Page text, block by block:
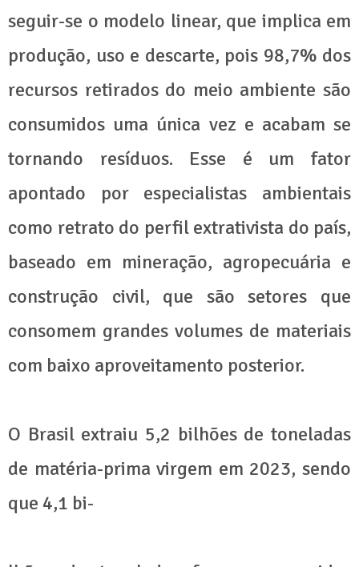
seguir-se o modelo linear, que implica em
produção, uso e descarte, pois 98,7% dos
recursos retirados do meio ambiente são
consumidos uma única vez e acabam se
tornando resíduos. Esse é um fator
apontado por especialistas ambientais
como retrato do perfil extrativista do país,
baseado em mineração, agropecuária e
construção civil, que são setores que
consomem grandes volumes de materiais
com baixo aproveitamento posterior.
O Brasil extraiu 5,2 bilhões de toneladas
de matéria-prima virgem em 2023, sendo
que 4,1 bi-